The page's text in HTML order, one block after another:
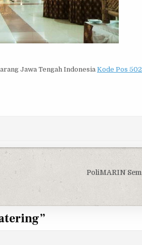
Jawa Tengah Indonesia Kode Pos
PoliMARIN
”